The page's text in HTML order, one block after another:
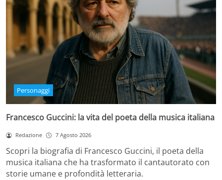
Personaggi
Francesco Guccini: la vita del poeta della musica italiana
Redazione 7 Agosto 2026
Scopri la biografia di Francesco Guccini, il poeta della
musica italiana che ha trasformato il cantautorato con
storie umane e profondità letteraria.